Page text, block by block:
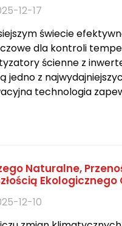
12-17
świecie
dla kontroli
ścienne z
jedno z
technologia
Naturalne,
Ekologicznego
12-10